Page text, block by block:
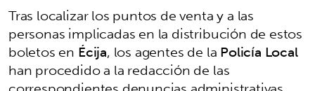
Tras localizar los puntos de venta y a las
personas implicadas en la distribución de estos
boletos en Écija, los agentes de laPolicía Local
han procedido a la redacción de las